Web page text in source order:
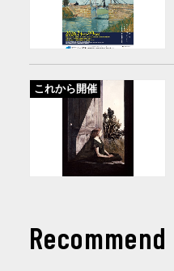
これから開催
Recommend